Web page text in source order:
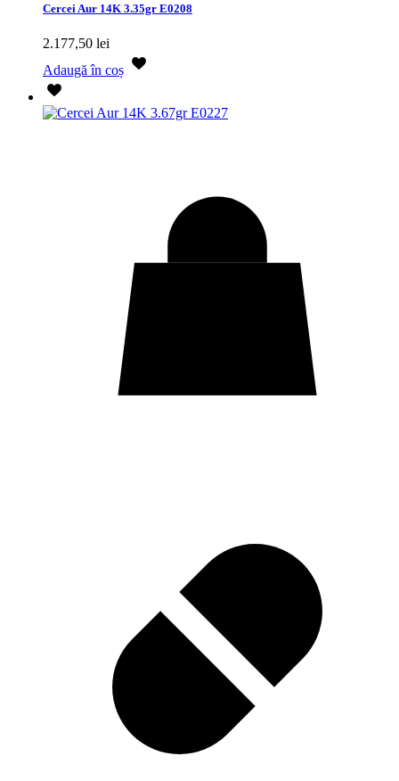
Cercei Aur 14K 3.35gr E0208
2.177,50 lei
Adaugă în coș